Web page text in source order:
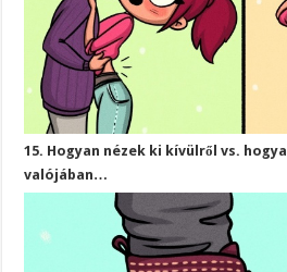
15. Hogyan nézek ki kívülről vs.
valójában…